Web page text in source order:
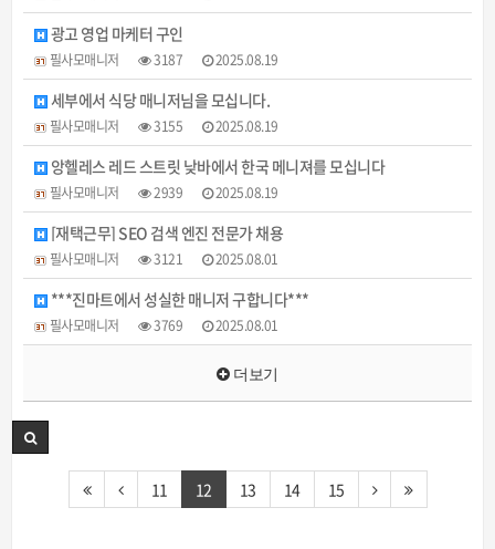
광고 영업 마케터 구인
필사모매니저 3187 2025.08.19
세부에서 식당 매니저님을 모십니다.
필사모매니저 3155 2025.08.19
앙헬레스 레드 스트릿 낮바에서 한국 메니져를 모십니다
필사모매니저 2939 2025.08.19
[재택근무] SEO 검색 엔진 전문가 채용
필사모매니저 3121 2025.08.01
***진마트에서 성실한 매니저 구합니다***
필사모매니저 3769 2025.08.01
더보기
11 12 13 14 15